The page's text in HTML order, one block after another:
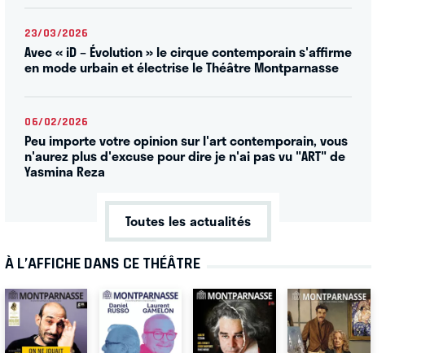
23/03/2026
Avec « iD – Évolution » le cirque contemporain s'affirme
en mode urbain et électrise le Théâtre Montparnasse
06/02/2026
Peu importe votre opinion sur l'art contemporain, vous
n'aurez plus d'excuse pour dire je n'ai pas vu "ART" de
Yasmina Reza
Toutes les actualités
À L’AFFICHE DANS CE THÉÂTRE